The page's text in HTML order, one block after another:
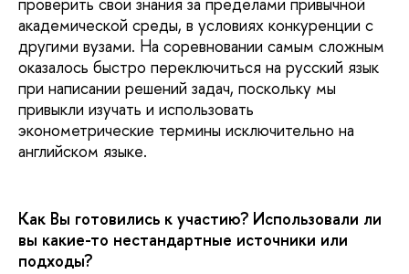
академической среды, в условиях конкуренции с
другими вузами. На соревновании самым сложным
оказалось быстро переключиться на русский язык
при написании решений задач, поскольку мы
привыкли изучать и использовать
эконометрические термины исключительно на
английском языке.
Как Вы готовились к участию? Использовали ли
вы какие-то нестандартные источники или
подходы?